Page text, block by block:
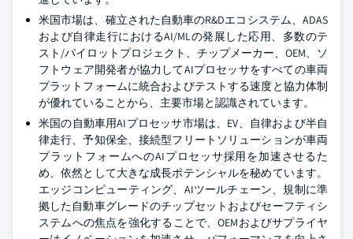
米国市場は、確立された自動車のR&Dエコシステム、ADAS
および自律走行におけるAI/MLの発展した応用、多数のテ
スト/パイロットプロジェクト、チップメーカー、OEM、ソ
フトウェア開発者が協力してAIプロセッサをすべての車両
プラットフォームに統合およびテストする速度と協力体制
が優れていることから、主要市場と認識されています。
米国の自動車用AIプロセッサ市場は、EV、自律および半自
律走行、予知保全、接続型フリートソリューションが車両
プラットフォームへのAIプロセッサ採用を加速させるた
め、依然として大きな成長ポテンシャルを秘めています。
エッジコンピューティング、AIツールチェーン、規制に準
拠した自動車グレードのチップセットおよびセーフティシ
ステムへの焦点を強化することで、OEMおよびサプライヤ